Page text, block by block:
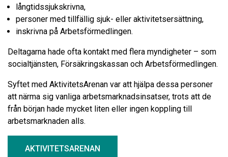
långtidssjukskrivna,
personer med tillfällig sjuk- eller aktivitetsersättning,
inskrivna på Arbetsförmedlingen.
Deltagarna hade ofta kontakt med flera myndigheter – som
socialtjänsten, Försäkringskassan och Arbetsförmedlingen.
Syftet med AktivitetsArenan var att hjälpa dessa personer
att närma sig vanliga arbetsmarknadsinsatser, trots att de
från början hade mycket liten eller ingen koppling till
arbetsmarknaden alls.
AKTIVITETSARENAN